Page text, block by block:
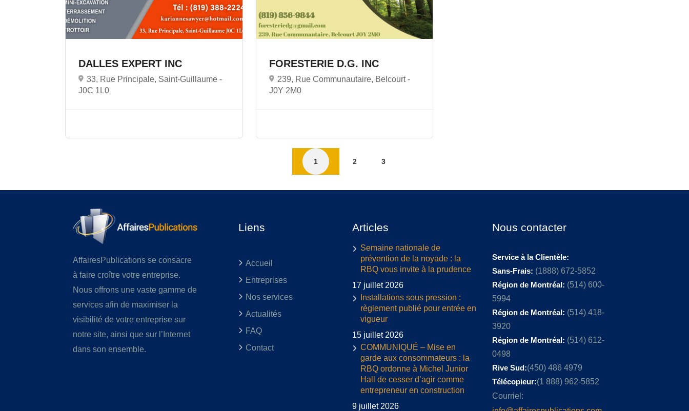
DALLES EXPERT INC
33, Rue Principale, Saint-Guillaume -
J0C 1L0
FORESTERIE D.G. INC
239, Rue Communautaire, Belcourt -
J0Y 2M0
1 2 3
AffairesPublications se consacre
à faire croître votre entreprise.
Nous offrons une vaste gamme de
services afin de maximiser la
visibilité de votre entreprise sur
notre site, ainsi que sur l’Internet
dans son ensemble.
Liens
Accueil
Entreprises
Nos services
Actualités
FAQ
Contact
Articles
Semaine nationale de
prévention de la noyade : la
RBQ vous invite à la prudence
17 juillet 2026
Installations sous pression :
règlement publié pour entrée en
vigueur
15 juillet 2026
COMMUNIQUÉ – Mise en
garde aux consommateurs : la
RBQ ordonne à Michel Junior
Hall de cesser d’agir comme
entrepreneur en construction
9 juillet 2026
Nous contacter
Service à la Clientèle:
Sans-Frais: (1888) 672-5852
Région de Montréal: (514) 600-
5994
Région de Montréal: (514) 418-
3920
Région de Montréal: (514) 612-
0498
Rive Sud:(450) 486 4979
Télécopieur:(1 888) 962-5852
Courriel: